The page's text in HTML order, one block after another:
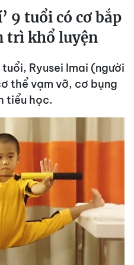
9 tuổi có cơ bắp
trì khổ luyện
Ryusei Imai (người
thể vạm vỡ, cơ bụng
tiểu học.